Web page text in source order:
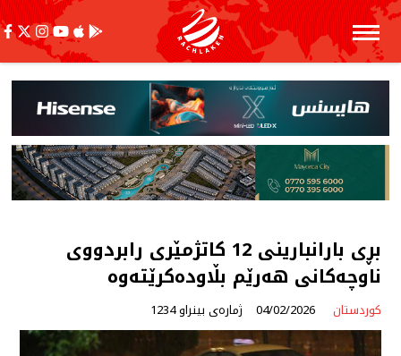
بڕی بارانبارینی 12 كاتژمێری رابردووی
ناوچەكانی هەرێم بڵاودەكرێتەوە
کوردستان 04/02/2026 ژمارەی بینراو 1234